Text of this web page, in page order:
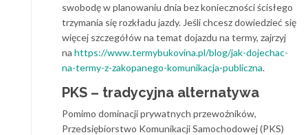
swobodę w planowaniu dnia bez konieczności ścisłego
trzymania się rozkładu jazdy. Jeśli chcesz dowiedzieć się
więcej szczegółów na temat dojazdu na termy, zajrzyj
na https://www.termybukovina.pl/blog/jak-dojechac-
na-termy-z-zakopanego-komunikacja-publiczna.
PKS – tradycyjna alternatywa
Pomimo dominacji prywatnych przewoźników,
Przedsiębiorstwo Komunikacji Samochodowej (PKS)